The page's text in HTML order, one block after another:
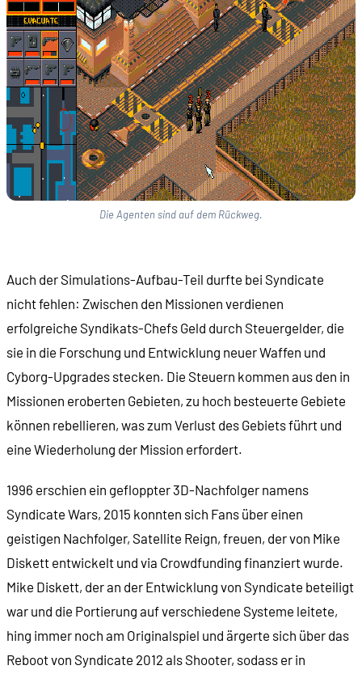
Die Agenten sind auf dem Rückweg.
Auch der Simulations-Aufbau-Teil durfte bei Syndicate
nicht fehlen: Zwischen den Missionen verdienen
erfolgreiche Syndikats-Chefs Geld durch Steuergelder, die
sie in die Forschung und Entwicklung neuer Waffen und
Cyborg-Upgrades stecken. Die Steuern kommen aus den in
Missionen eroberten Gebieten, zu hoch besteuerte Gebiete
können rebellieren, was zum Verlust des Gebiets führt und
eine Wiederholung der Mission erfordert.
1996 erschien ein gefloppter 3D-Nachfolger namens
Syndicate Wars, 2015 konnten sich Fans über einen
geistigen Nachfolger, Satellite Reign, freuen, der von Mike
Diskett entwickelt und via Crowdfunding finanziert wurde.
Mike Diskett, der an der Entwicklung von Syndicate beteiligt
war und die Portierung auf verschiedene Systeme leitete,
hing immer noch am Originalspiel und ärgerte sich über das
Reboot von Syndicate 2012 als Shooter, sodass er in